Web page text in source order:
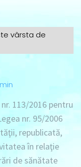
vârsta de
113/2016 pentru
nr. 95/2006
republicată,
în relaţie
de sănătate